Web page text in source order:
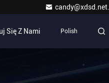
Się Z Nami Polish